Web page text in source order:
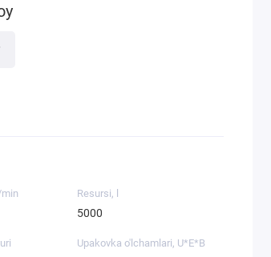
Resursi, l
5000
Upakovka o'lchamlari, U*E*B